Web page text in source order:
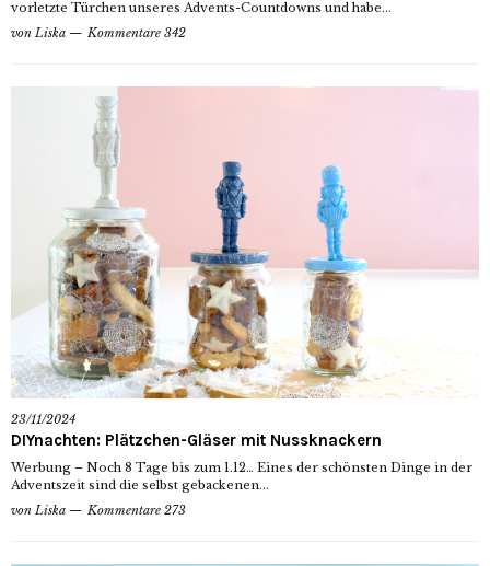
vorletzte Türchen unseres Advents-Countdowns und habe...
von Liska Kommentare 342
23/11/2024
DIYnachten: Plätzchen-Gläser mit Nussknackern
Werbung – Noch 8 Tage bis zum 1.12… Eines der schönsten Dinge in der
Adventszeit sind die selbst gebackenen...
von Liska Kommentare 273